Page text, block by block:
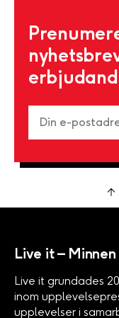
Live it –
Live it grundades
inom
upplevelser i